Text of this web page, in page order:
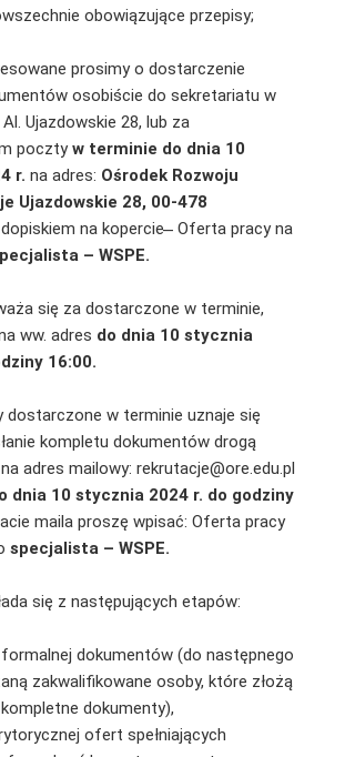
obowiązujące przepisy;
prosimy o dostarczenie
osobiście do sekretariatu w
Al. Ujazdowskie 28, lub za
pocztyw terminie do dnia 10
r. na adres: Ośrodek Rozwoju
Ujazdowskie 28, 00-478
na kopercie ̶ Oferta pracy na
– WSPE.
się za dostarczone w terminie,
ww. adres do dnia 10 stycznia
16:00.
dostarczone w terminie uznaje się
kompletu dokumentów drogą
adres mailowy: rekrutacje@ore.edu.pl
dnia 10 stycznia 2024 r. do godziny
maila proszę wpisać: Oferta pracy
specjalista – WSPE.
się z następujących etapów:
dokumentów (do następnego
zakwalifikowane osoby, które złożą
dokumenty),
ofert spełniających